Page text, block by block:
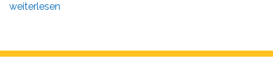
weiterlesen